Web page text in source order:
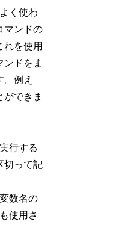
く使わ
マンドの
れを使用
ドをま
例え
ができま
行する
切って記
数名の
使用さ